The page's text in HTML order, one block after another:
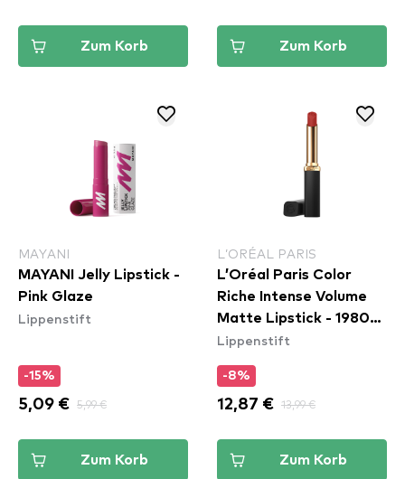
Zum Korb Zum Korb
MAYANI
MAYANI Jelly Lipstick -
Pink Glaze
Lippenstift
-15%
5,09 € 5,99 €
Zum Korb
L’ORÉAL PARIS
L’Oréal Paris Color
Riche Intense Volume
Matte Lipstick - 1980
L'Ambre​
Lippenstift
-8%
12,87 € 13,99 €
Zum Korb